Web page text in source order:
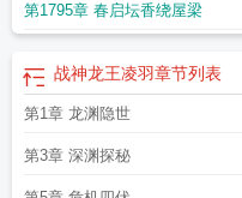
第1795章 春启坛香绕屋梁
战神龙王凌羽章节列表
第1章 龙渊隐世
第3章 深渊探秘